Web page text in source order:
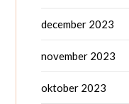
december 2023
november 2023
oktober 2023